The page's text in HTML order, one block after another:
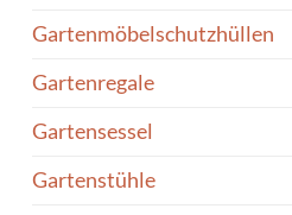
Gartenmöbelschutzhüllen
Gartenregale
Gartensessel
Gartenstühle